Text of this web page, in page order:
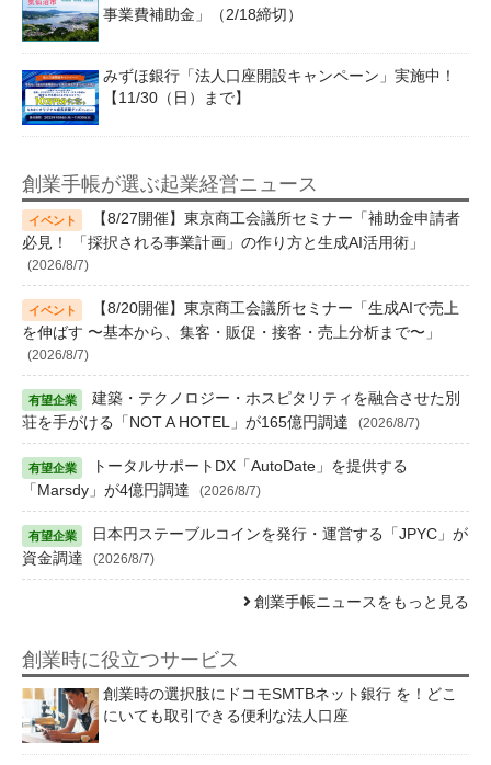
事業費補助金」（2/18締切）
みずほ銀行「法人口座開設キャンペーン」実施中！
【11/30（日）まで】
創業手帳が選ぶ起業経営ニュース
【8/27開催】東京商工会議所セミナー「補助金申請者
必見！ 「採択される事業計画」の作り方と生成AI活用術」
(2026/8/7)
【8/20開催】東京商工会議所セミナー「生成AIで売上
を伸ばす 〜基本から、集客・販促・接客・売上分析まで〜」
(2026/8/7)
建築・テクノロジー・ホスピタリティを融合させた別
荘を手がける「NOT A HOTEL」が165億円調達
(2026/8/7)
トータルサポートDX「AutoDate」を提供する
「Marsdy」が4億円調達
(2026/8/7)
日本円ステーブルコインを発行・運営する「JPYC」が
資金調達
(2026/8/7)
創業手帳ニュースをもっと見る
創業時に役立つサービス
創業時の選択肢にドコモSMTBネット銀行 を！どこ
にいても取引できる便利な法人口座